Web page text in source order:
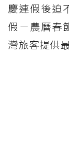
慶連假後迫
假－農曆春
灣旅客提供